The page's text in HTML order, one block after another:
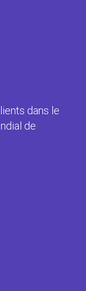
dans le
de